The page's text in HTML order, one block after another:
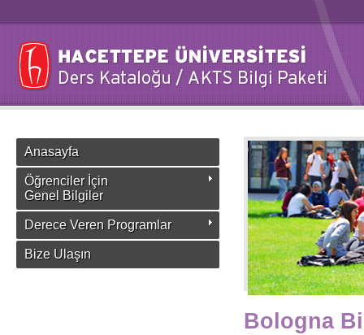
Anasayfa
Öğrenciler İçin
Genel Bilgiler
Derece Veren Programlar
Bize Ulaşın
Bologna